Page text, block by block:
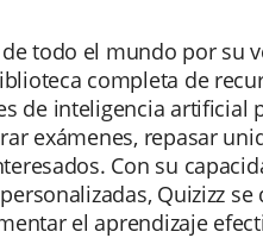
todo el mundo por su
completa de
de inteligencia artificial
exámenes, repasar
Con su
Quizizz se
el aprendizaje